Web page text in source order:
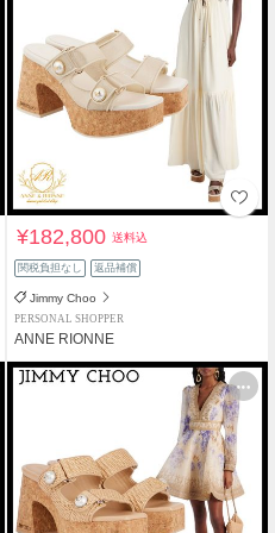
¥182,800送料込
関税負担なし 返品補償
Jimmy Choo
PERSONAL SHOPPER
ANNE RIONNE